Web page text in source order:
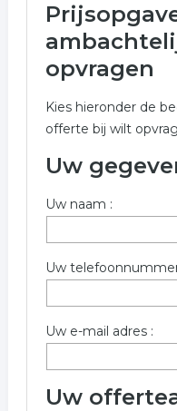
producten in
Onderstaand vindt u
ambachtelijke
omgeving van Venlo
Wilt u meer weten
regio Venlo? Gebruik
om contact op te
overeenkomen met
Trefwoorden:
ambachtelijke
historische producten
handgemaakte
opvragen
Kies hieronder de
offerte bij wilt
Uw
Uw naam :
Uw
Uw e-mail adres :
Uw